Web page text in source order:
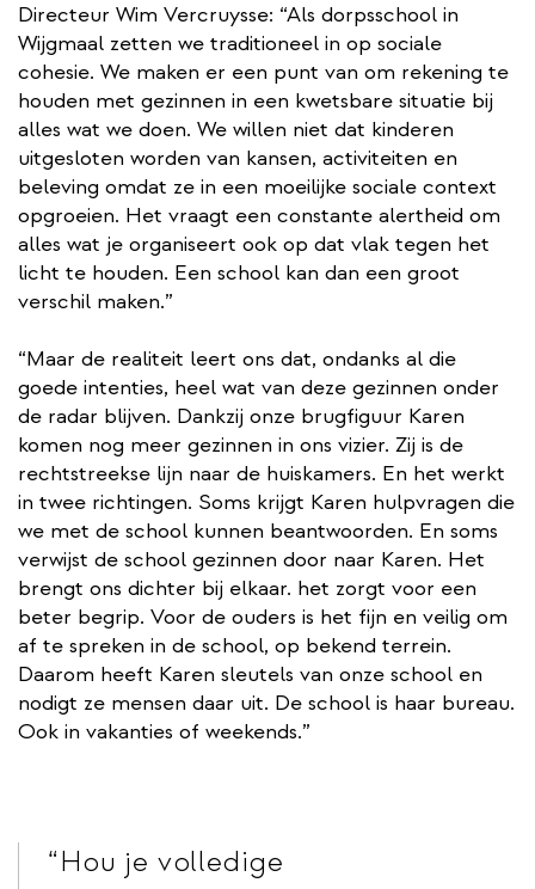
Directeur Wim Vercruysse: “Als dorpsschool in
Wijgmaal zetten we traditioneel in op sociale
cohesie. We maken er een punt van om rekening te
houden met gezinnen in een kwetsbare situatie bij
alles wat we doen. We willen niet dat kinderen
uitgesloten worden van kansen, activiteiten en
beleving omdat ze in een moeilijke sociale context
opgroeien. Het vraagt een constante alertheid om
alles wat je organiseert ook op dat vlak tegen het
licht te houden. Een school kan dan een groot
verschil maken.”
“Maar de realiteit leert ons dat, ondanks al die
goede intenties, heel wat van deze gezinnen onder
de radar blijven. Dankzij onze brugfiguur Karen
komen nog meer gezinnen in ons vizier. Zij is de
rechtstreekse lijn naar de huiskamers. En het werkt
in twee richtingen. Soms krijgt Karen hulpvragen die
we met de school kunnen beantwoorden. En soms
verwijst de school gezinnen door naar Karen. Het
brengt ons dichter bij elkaar. het zorgt voor een
beter begrip. Voor de ouders is het fijn en veilig om
af te spreken in de school, op bekend terrein.
Daarom heeft Karen sleutels van onze school en
nodigt ze mensen daar uit. De school is haar bureau.
Ook in vakanties of weekends.”
Hou je volledige